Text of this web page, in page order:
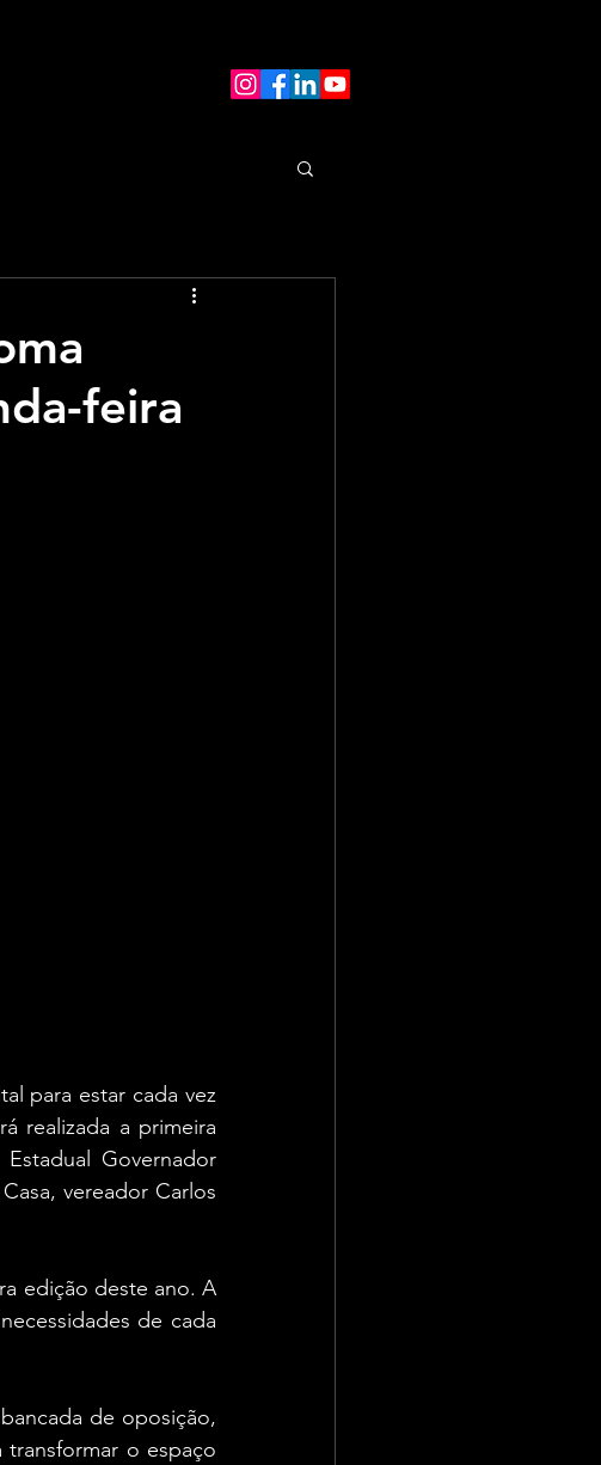
feira
para estar cada vez
realizada a primeira
Governador
vereador Carlos
edição deste ano. A
de cada
de oposição,
transformar o espaço